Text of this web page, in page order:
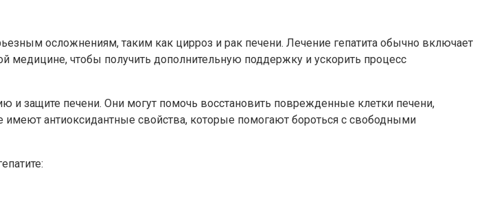
осложнениям, таким как цирроз и рак печени. Лечение гепатита обычно включает
чтобы получить дополнительную поддержку и ускорить процесс
и защите печени. Они могут помочь восстановить поврежденные клетки печени,
антиоксидантные свойства, которые помогают бороться с свободными